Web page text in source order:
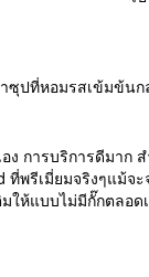
ซุปที่หอมรสเข้มข้น
ง การบริการดีมา
ที่พรีเมี่ยมจริงๆแ
ให้แบบไม่มีกั๊กตล